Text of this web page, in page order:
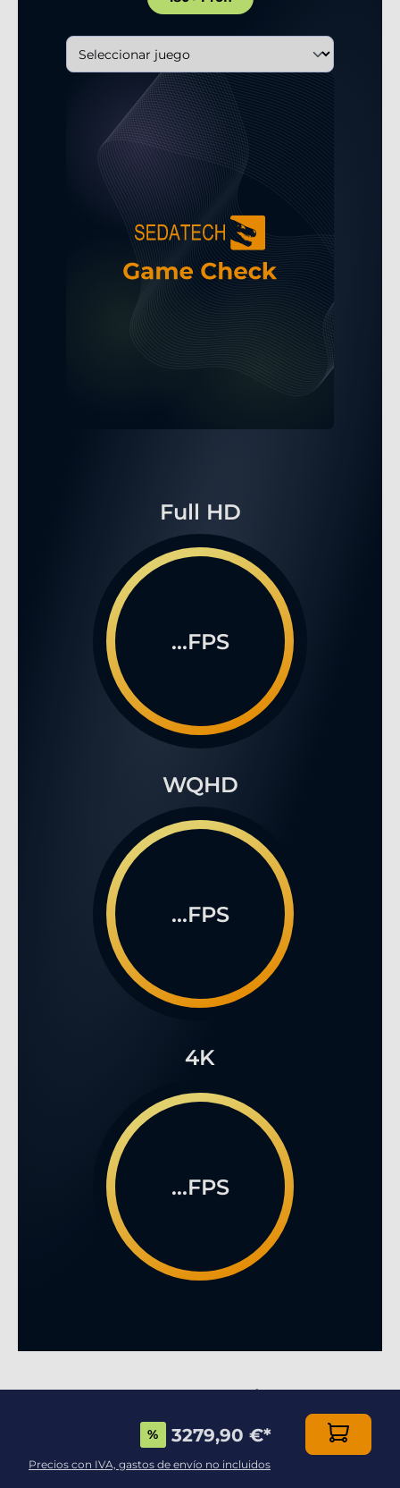
Full HD
...FPS
WQHD
...FPS
4K
...FPS
Dotado de una caja de alta calidad, esta
configuración es imprescindible para los jugadores
% 3279,90 €*
Precios con IVA, gastos de envío no incluidos